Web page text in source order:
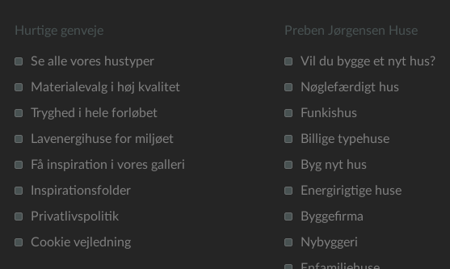
Hurtige genveje
Se alle vores hustyper
Materialevalg i høj kvalitet
Tryghed i hele forløbet
Lavenergihuse for miljøet
Få inspiration i vores galleri
Inspirationsfolder
Privatlivspolitik
Cookie vejledning
Preben Jørgensen Huse
Vil du bygge et nyt hus?
Nøglefærdigt hus
Funkishus
Billige typehuse
Byg nyt hus
Energirigtige huse
Byggefirma
Nybyggeri